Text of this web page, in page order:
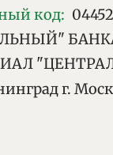
код:
г.